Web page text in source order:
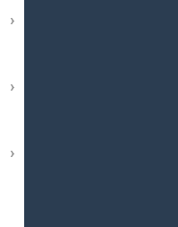
›
›
›